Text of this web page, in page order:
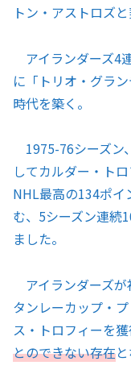
トン・アストロズ
アイランダーズ4
に「トリオ・グラ
時代を築く。
1975-76シーズン
してカルダー・ト
NHL最高の134ポイ
む、5シーズン連続
ました。
アイランダーズ
タンレーカップ・
ス・トロフィーを獲
とのできない存在